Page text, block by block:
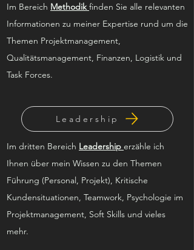
Im Bereich Methodikfinden Sie alle relevanten
Informationen zu meiner Expertise rund um die
Themen Projektmanagement,
Qualitätsmanagement, Finanzen, Logistik und
Task Forces.
Leadership
Im dritten Bereich Leadership erzähle ich
Ihnen über mein Wissen zu den Themen
Führung (Personal, Projekt), Kritische
Kundensituationen, Teamwork, Psychologie im
Projektmanagement, Soft Skills und vieles
mehr.